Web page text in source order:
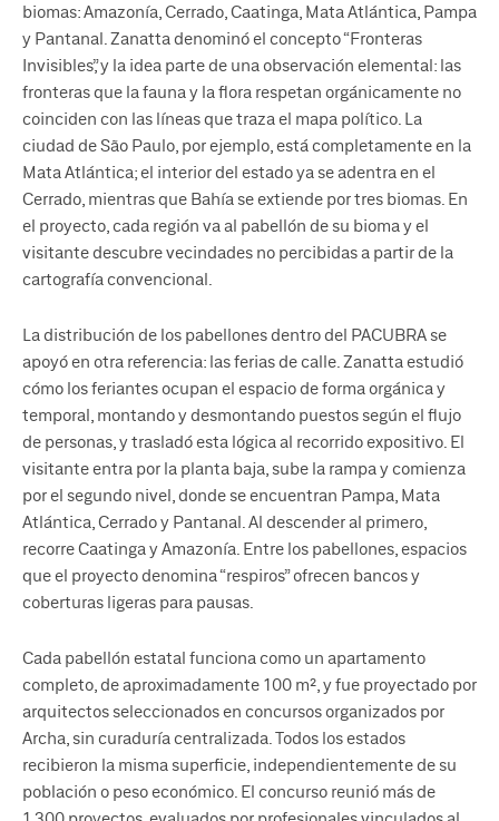
biomas: Amazonía, Cerrado, Caatinga, Mata Atlántica, Pampa
y Pantanal. Zanatta denominó el concepto “Fronteras
Invisibles”, y la idea parte de una observación elemental: las
fronteras que la fauna y la flora respetan orgánicamente no
coinciden con las líneas que traza el mapa político. La
ciudad de São Paulo, por ejemplo, está completamente en la
Mata Atlántica; el interior del estado ya se adentra en el
Cerrado, mientras que Bahía se extiende por tres biomas. En
el proyecto, cada región va al pabellón de su bioma y el
visitante descubre vecindades no percibidas a partir de la
cartografía convencional.
La distribución de los pabellones dentro del PACUBRA se
apoyó en otra referencia: las ferias de calle. Zanatta estudió
cómo los feriantes ocupan el espacio de forma orgánica y
temporal, montando y desmontando puestos según el flujo
de personas, y trasladó esta lógica al recorrido expositivo. El
visitante entra por la planta baja, sube la rampa y comienza
por el segundo nivel, donde se encuentran Pampa, Mata
Atlántica, Cerrado y Pantanal. Al descender al primero,
recorre Caatinga y Amazonía. Entre los pabellones, espacios
que el proyecto denomina “respiros” ofrecen bancos y
coberturas ligeras para pausas.
Cada pabellón estatal funciona como un apartamento
completo, de aproximadamente 100 m², y fue proyectado por
arquitectos seleccionados en concursos organizados por
Archa, sin curaduría centralizada. Todos los estados
recibieron la misma superficie, independientemente de su
población o peso económico. El concurso reunió más de